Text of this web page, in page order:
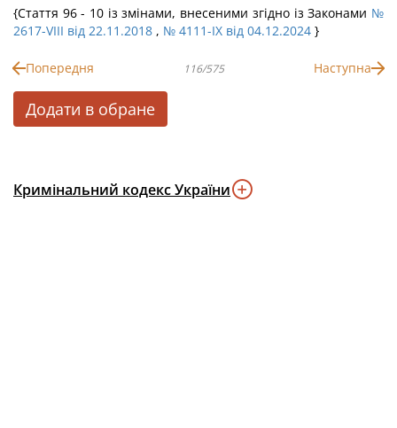
{Стаття 96 - 10 із змінами, внесеними згідно із Законами №
2617-VIII від 22.11.2018 , № 4111-IX від 04.12.2024 }
Попередня 116/575 Наступна
Додати в обране
Кримінальний кодекс України